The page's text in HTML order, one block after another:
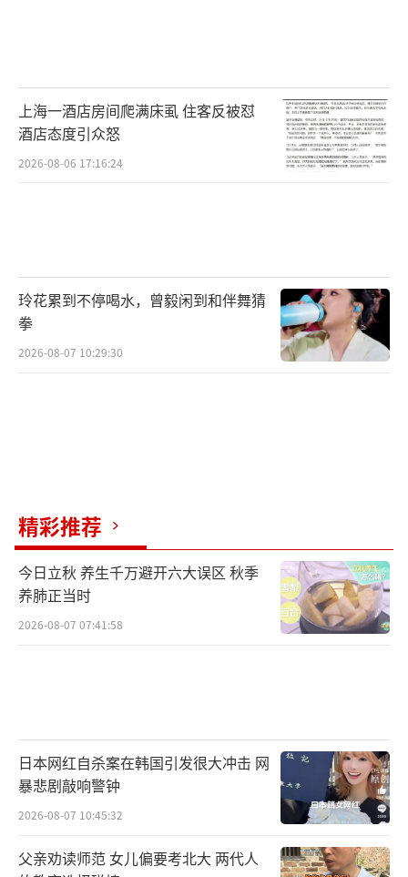
当晚，园区负责人张某某来到医院表示木
箱里是一个380V的水泵，设备偶尔漏电，并说
等孩子康复再说其他问题。但等孩子好转后，
陈女士提供的疾病诊断证明显示，其女儿
被诊断为惊厥、心肌损害，疑似诊断为电击伤
和缺氧缺血性脑病。医生解释因为水流导电，
身上没有明显的电流进出点，只能写疑似电击
伤。孩子住院9天后出院，目前已经花费1万多
上海一酒店房间爬满床虱 住客反被怼
酒店态度引众怒
2026-08-06 17:16:24
玲花累到不停喝水，曾毅闲到和伴舞猜
拳
2026-08-07 10:29:30
精彩推荐
今日立秋 养生千万避开六大误区 秋季
养肺正当时
2026-08-07 07:41:58
日本网红自杀案在韩国引发很大冲击 网
暴悲剧敲响警钟
2026-08-07 10:45:32
父亲劝读师范 女儿偏要考北大 两代人